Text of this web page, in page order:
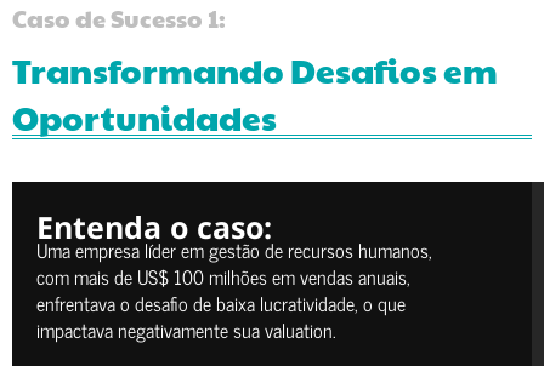
Caso de Sucesso 1:
Transformando Desafios em
Oportunidades
Entenda o caso:
Uma empresa líder em gestão de recursos humanos,
com mais de US$ 100 milhões em vendas anuais,
enfrentava o desafio de baixa lucratividade, o que
impactava negativamente sua valuation.